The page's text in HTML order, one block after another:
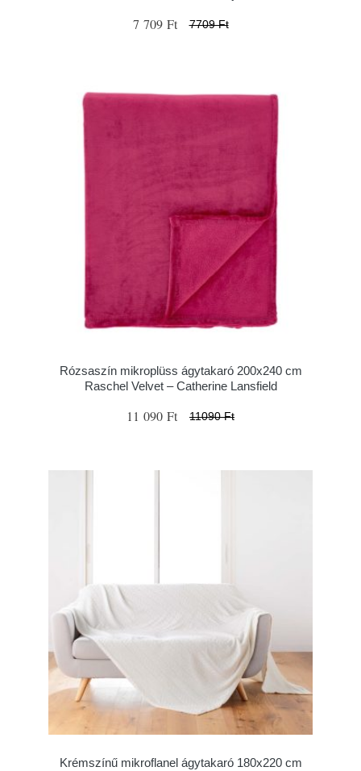
7 709 Ft 7709 Ft
Rózsaszín mikroplüss ágytakaró 200x240 cm
Raschel Velvet – Catherine Lansfield
11 090 Ft 11090 Ft
Krémszínű mikroflanel ágytakaró 180x220 cm